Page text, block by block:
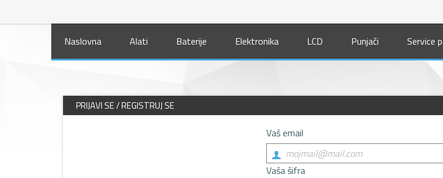
Naslovna Alati Baterije Elektronika LCD Punjači Service
PRIJAVI SE / REGISTRUJ SE
Vaš email
Vaša šifra